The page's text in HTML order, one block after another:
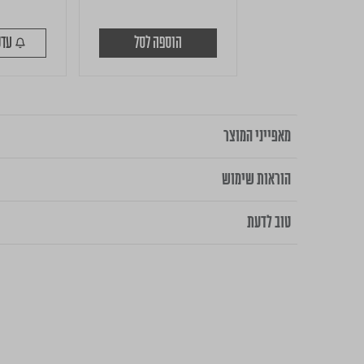
הוספה לסל
מאפייני המוצר
הוראות שימוש
טוב לדעת